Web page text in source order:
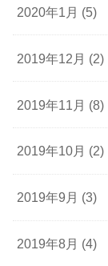
2020年1月 (5)
2019年12月 (2)
2019年11月 (8)
2019年10月 (2)
2019年9月 (3)
2019年8月 (4)